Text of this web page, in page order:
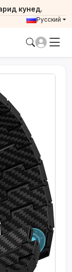
кунед.
Русский